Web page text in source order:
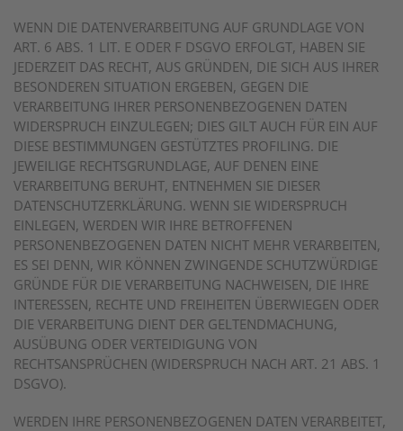
WENN DIE DATENVERARBEITUNG AUF GRUNDLAGE VON
ART. 6 ABS. 1 LIT. E ODER F DSGVO ERFOLGT, HABEN SIE
JEDERZEIT DAS RECHT, AUS GRÜNDEN, DIE SICH AUS IHRER
BESONDEREN SITUATION ERGEBEN, GEGEN DIE
VERARBEITUNG IHRER PERSONENBEZOGENEN DATEN
WIDERSPRUCH EINZULEGEN; DIES GILT AUCH FÜR EIN AUF
DIESE BESTIMMUNGEN GESTÜTZTES PROFILING. DIE
JEWEILIGE RECHTSGRUNDLAGE, AUF DENEN EINE
VERARBEITUNG BERUHT, ENTNEHMEN SIE DIESER
DATENSCHUTZERKLÄRUNG. WENN SIE WIDERSPRUCH
EINLEGEN, WERDEN WIR IHRE BETROFFENEN
PERSONENBEZOGENEN DATEN NICHT MEHR VERARBEITEN,
ES SEI DENN, WIR KÖNNEN ZWINGENDE SCHUTZWÜRDIGE
GRÜNDE FÜR DIE VERARBEITUNG NACHWEISEN, DIE IHRE
INTERESSEN, RECHTE UND FREIHEITEN ÜBERWIEGEN ODER
DIE VERARBEITUNG DIENT DER GELTENDMACHUNG,
AUSÜBUNG ODER VERTEIDIGUNG VON
RECHTSANSPRÜCHEN (WIDERSPRUCH NACH ART. 21 ABS. 1
DSGVO).
WERDEN IHRE PERSONENBEZOGENEN DATEN VERARBEITET,